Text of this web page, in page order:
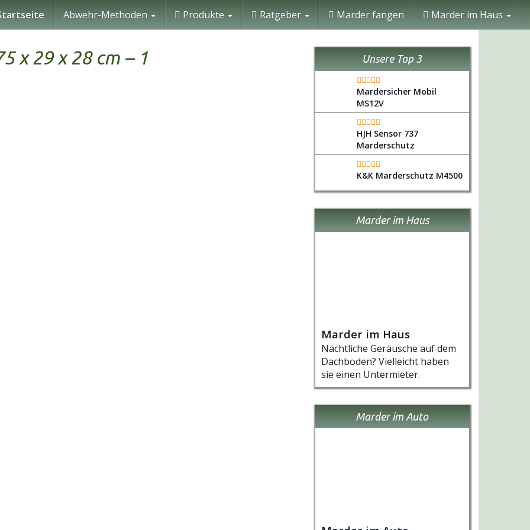
Abwehr-Methoden Produkte Ratgeber Marder fangen Marder im Haus
x 29 x 28 cm – 1 Unsere Top 3
Mardersicher Mobil
MS12V
HJH Sensor 737
Marderschutz
K&K Marderschutz M4500
Marder im Haus
Marder im Haus
Nächtliche Geräusche auf dem
Dachboden? Vielleicht haben
sie einen Untermieter.
Marder im Auto